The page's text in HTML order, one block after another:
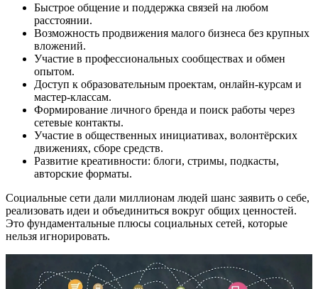
Быстрое общение и поддержка связей на любом
расстоянии.
Возможность продвижения малого бизнеса без крупных
вложений.
Участие в профессиональных сообществах и обмен
опытом.
Доступ к образовательным проектам, онлайн-курсам и
мастер-классам.
Формирование личного бренда и поиск работы через
сетевые контакты.
Участие в общественных инициативах, волонтёрских
движениях, сборе средств.
Развитие креативности: блоги, стримы, подкасты,
авторские форматы.
Социальные сети дали миллионам людей шанс заявить о себе,
реализовать идеи и объединиться вокруг общих ценностей.
Это фундаментальные плюсы социальных сетей, которые
нельзя игнорировать.